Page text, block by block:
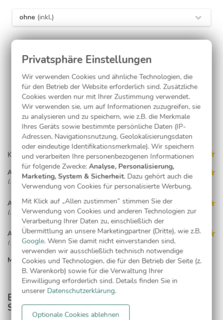
ohne (inkl.)
Jetzt gestalten
Kostenlose Musterkarte
Kundenmeinungen (3)
Anonym
(, 09.09.19)
Anonym
(, 09.09.19)
Anonym
(, 24.05.18)
Entspricht voll den Erwartungen!Sehr schnell geliefert!
MEHR LESEN...
Entdecken Sie passende Produkte aus dieser
Serie
Wir verwenden Cookies und ähnliche Technologien, die
für den Betrieb der Website erforderlich sind. Zusätzliche
Cookies werden nur mit Ihrer Zustimmung verwendet.
Wir verwenden sie, um auf Informationen zuzugreifen, sie
zu analysieren und zu speichern, wie z.B. die Merkmale
Ihres Geräts sowie bestimmte persönliche Daten (IP-
Adressen, Navigationsnutzung, Geolokalisierungsdaten
oder eindeutige Identifikationsmerkmale). Wir speichern
und verarbeiten Ihre personenbezogenen Informationen
für folgende Zwecke:Analyse, Personalisierung,
Marketing, System & Sicherheit. Dazu gehört auch die
Verwendung von Cookies für personalisierte Werbung.
Mit Klick auf „Allen zustimmen” stimmen Sie der
Verwendung von Cookies und anderen Technologien zur
Verarbeitung Ihrer Daten zu, einschließlich der
Übermittlung an unsere Marketingpartner (Dritte), wie z.B.
Google. Wenn Sie damit nicht einverstanden sind,
verwenden wir ausschließlich technisch notwendige
Cookies und Technologien, die für den Betrieb der Seite (z.
B. Warenkorb) sowie für die Verwaltung Ihrer
Einwilligung erforderlich sind. Details finden Sie in
unserer Datenschutzerklärung.
Optionale Cookies ablehnen